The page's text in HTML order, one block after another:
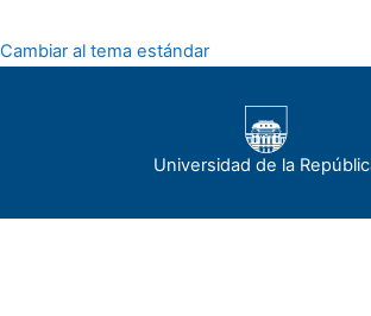
Cambiar al tema estándar
Universidad de la